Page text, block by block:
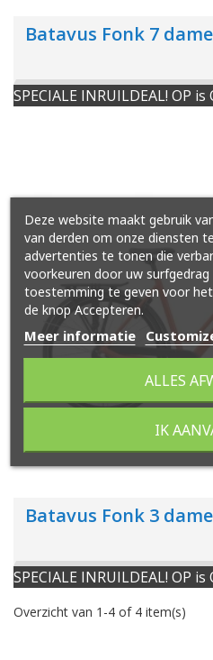
Batavus Fonk 7
SPECIALE INRUILDEAL! OP is
Batavus Fonk 3
SPECIALE INRUILDEAL! OP is
Overzicht van 1-4 of 4 item(s)
Deze website maakt gebruik
van derden om onze diensten
advertenties te tonen die
voorkeuren door uw
toestemming te geven voor
de knop Accepteren.
Meer informatie
ALLES
IK